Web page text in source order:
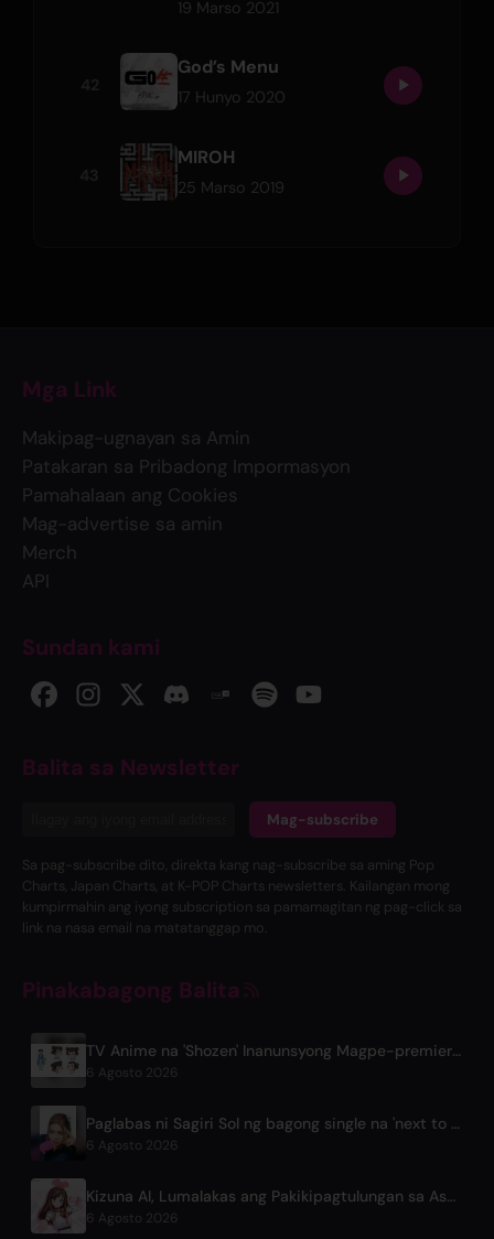
19 Marso 2021
God’s Menu
17 Hunyo 2020
MIROH
25 Marso 2019
Mga Link
Makipag-ugnayan sa Amin
Patakaran sa Pribadong Impormasyon
Pamahalaan ang Cookies
Mag-advertise sa amin
Merch
API
Sundan kami
Balita sa Newsletter
Mag-subscribe
Sa pag-subscribe dito, direkta kang nag-subscribe sa aming Pop
Charts, Japan Charts, at K-POP Charts newsletters. Kailangan mong
kumpirmahin ang iyong subscription sa pamamagitan ng pag-click sa
link na nasa email na matatanggap mo.
Pinakabagong Balita
TV Anime na 'Shozen' Inanunsyong Magpe-premiere sa Abril 2027 sa Fuji TV
6 Agosto 2026
Paglabas ni Sagiri Sol ng bagong single na 'next to your love' matapos ang kanyang pahinga
6 Agosto 2026
Kizuna AI, Lumalakas ang Pakikipagtulungan sa Asobisystem Bago ang 10th Anniversary World Tour
6 Agosto 2026